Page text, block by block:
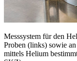
Messsystem für den
Proben (links) sowie
mittels Helium